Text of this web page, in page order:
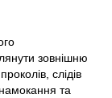
зовнішню
слідів
та